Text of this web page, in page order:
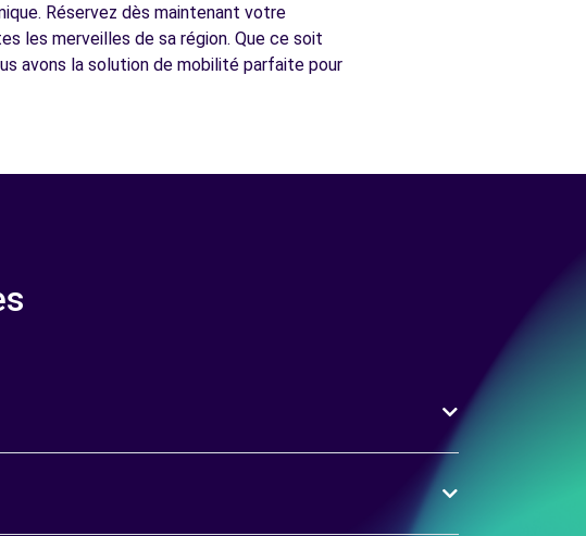
Réservez dès maintenant votre
les merveilles de sa région. Que ce soit
avons la solution de mobilité parfaite pour